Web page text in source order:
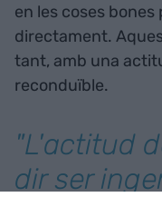
en les coses
directament.
tant, amb una
reconduïble.
"L'actitud
dir ser